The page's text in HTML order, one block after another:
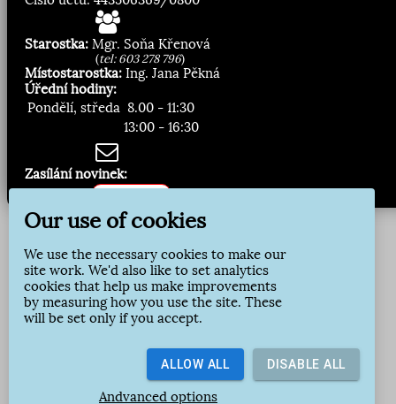
Starostka: Mgr. Soňa Křenová
(tel: 603 278 796)
Místostarostka: Ing. Jana Pěkná
Úřední hodiny:
Pondělí, středa 8.00 - 11:30
13:00 - 16:30
Zasílání novinek:
Our use of cookies
We use the necessary cookies to make our
site work. We'd also like to set analytics
cookies that help us make improvements
by measuring how you use the site. These
will be set only if you accept.
ALLOW ALL DISABLE ALL
Andvanced options